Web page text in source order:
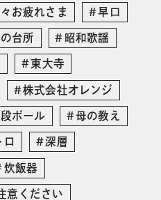
々お疲れさま 早口
台所 昭和歌謡
東大寺
株式会社オレンジ
段ボール 母の教え
ロ 深層
炊飯器
意ください